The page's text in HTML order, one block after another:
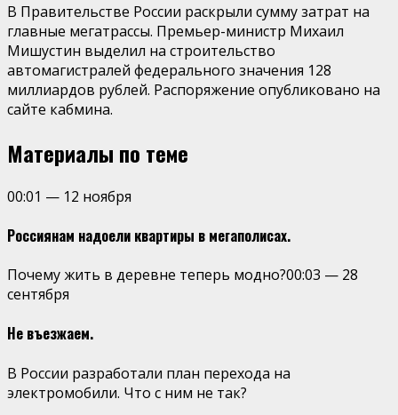
В Правительстве России раскрыли сумму затрат на
главные мегатрассы. Премьер-министр Михаил
Мишустин выделил на строительство
автомагистралей федерального значения 128
миллиардов рублей. Распоряжение опубликовано на
сайте кабмина.
Материалы по теме
00:01 — 12 ноября
Россиянам надоели квартиры в мегаполисах.
Почему жить в деревне теперь модно?00:03 — 28
сентября
Не въезжаем.
В России разработали план перехода на
электромобили. Что с ним не так?